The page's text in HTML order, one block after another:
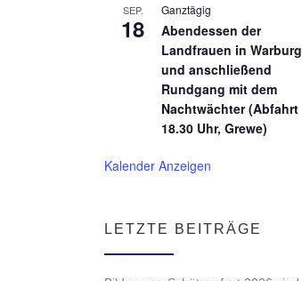
SEP.
18
Ganztägig
Abendessen der
Landfrauen in Warburg
und anschließend
Rundgang mit dem
Nachtwächter (Abfahrt
18.30 Uhr, Grewe)
Kalender Anzeigen
LETZTE BEITRÄGE